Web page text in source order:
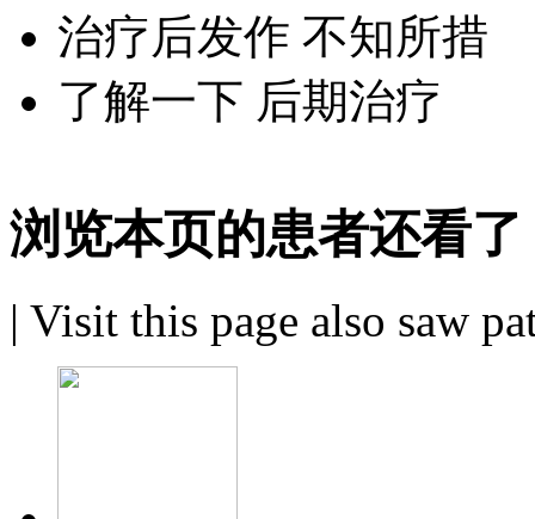
治疗后发作 不知所措
了解一下 后期治疗
浏览本页的患者还看了
| Visit this page also saw